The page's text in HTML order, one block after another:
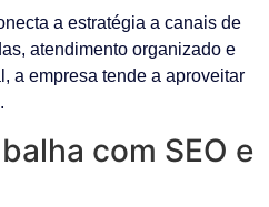
a estratégia a canais de
atendimento organizado e
a empresa tende a aproveitar
com SEO e